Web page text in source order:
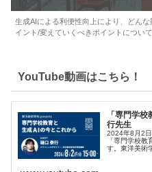
生成AIによる利便性向上により、どん
イント/変えていくべきポイントについ
YouTube動画はこちら！
「専門学
行先生
2024年8月2
「専門学校
す。東洋美術